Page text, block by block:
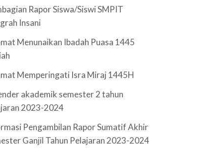
Rapor Siswa/Siswi SMPIT
Insani
Menunaikan Ibadah Puasa 1445
Memperingati Isra Miraj 1445H
akademik semester 2 tahun
2023-2024
Pengambilan Rapor Sumatif Akhir
Ganjil Tahun Pelajaran 2023-2024